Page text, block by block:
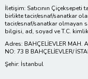
İletişim: Satıcının
birlikte tacir/esnaf/sanatkar
tacir/esnaf/sanatkar olmayan
bilgisi, ad, soyad ve T.C.
Adres: BAHÇELİEVLER MAH.
NO: 73 B BAHÇELİEVLER/
Şehir: İstanbul